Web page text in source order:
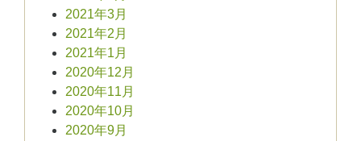
2021年3月
2021年2月
2021年1月
2020年12月
2020年11月
2020年10月
2020年9月